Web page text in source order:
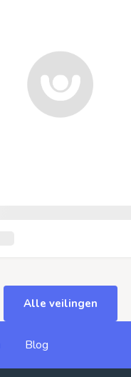
Alle veilingen
Blog